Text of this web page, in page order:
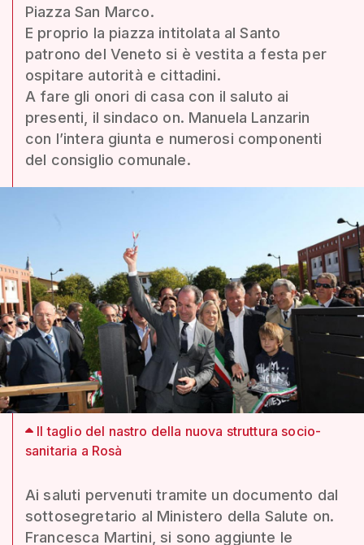
Piazza San Marco.
E proprio la piazza intitolata al Santo
patrono del Veneto si è vestita a festa per
ospitare autorità e cittadini.
A fare gli onori di casa con il saluto ai
presenti, il sindaco on. Manuela Lanzarin
con l’intera giunta e numerosi componenti
del consiglio comunale.
Il taglio del nastro della nuova struttura socio-
sanitaria a Rosà
Ai saluti pervenuti tramite un documento dal
sottosegretario al Ministero della Salute on.
Francesca Martini, si sono aggiunte le